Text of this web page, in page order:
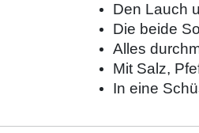
Den Lauch
Die beide
Alles
Mit Salz,
In eine